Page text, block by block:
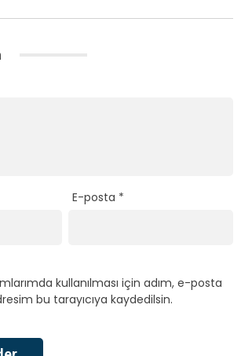
E-posta *
kullanılması için adım, e-posta
bu tarayıcıya kaydedilsin.